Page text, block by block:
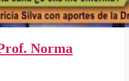
Norma